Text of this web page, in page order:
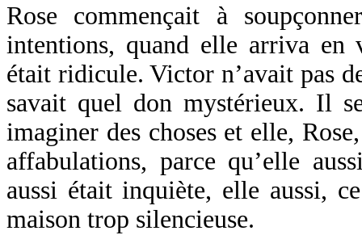
Rose commençait à
intentions, quand elle arriva en
était ridicule. Victor n’avait pas
savait quel don mystérieux. Il
imaginer des choses et elle,
affabulations, parce qu’elle
aussi était inquiète, elle aussi,
maison trop silencieuse.